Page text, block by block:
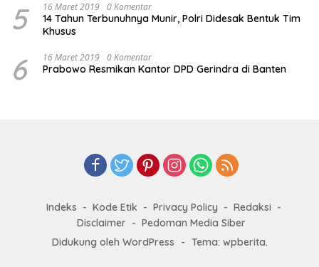
5 16 Maret 2019 0 Komentar
14 Tahun Terbunuhnya Munir, Polri Didesak Bentuk Tim
Khusus
6 16 Maret 2019 0 Komentar
Prabowo Resmikan Kantor DPD Gerindra di Banten
Indeks Kode Etik Privacy Policy
Redaksi
Disclaimer
Pedoman Media Siber
Didukung oleh WordPress
- Tema: wpberita.